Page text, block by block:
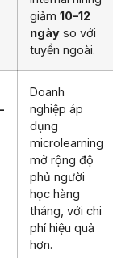
giảm 10–12
ngày so với
tuyển ngoài.
Doanh
nghiệp áp
dụng
microlearning
mở rộng độ
phủ người
học hàng
tháng, với chi
phí hiệu quả
hơn.